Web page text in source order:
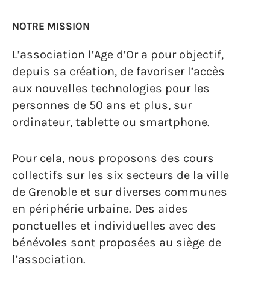
NOTRE MISSION
L’association l’Age d’Or a pour objectif,
depuis sa création, de favoriser l’accès
aux nouvelles technologies pour les
personnes de 50 ans et plus, sur
ordinateur, tablette ou smartphone.
Pour cela, nous proposons des cours
collectifs sur les six secteurs de la ville
de Grenoble et sur diverses communes
en périphérie urbaine. Des aides
ponctuelles et individuelles avec des
bénévoles sont proposées au siège de
l’association.